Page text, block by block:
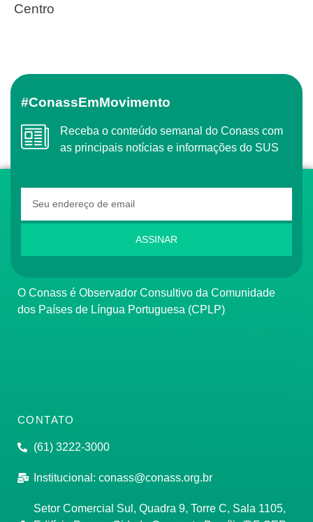
Centro
#ConassEmMovimento
Receba o conteúdo semanal do Conass com
as principais notícias e informações do SUS
ASSINAR
O Conass é Observador Consultivo da Comunidade
dos Países de Língua Portuguesa (CPLP)
CONTATO
(61) 3222-3000
Institucional: conass@conass.org.br
Setor Comercial Sul, Quadra 9, Torre C, Sala 1105,